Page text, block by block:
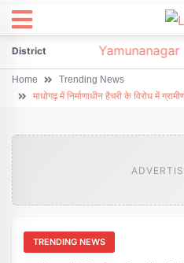
DistrictSonipat Yamunanagar
Home
Trending News
माधोगढ़ में निर्माणाधीन हैचरी के विरोध में
TRENDING NEWS